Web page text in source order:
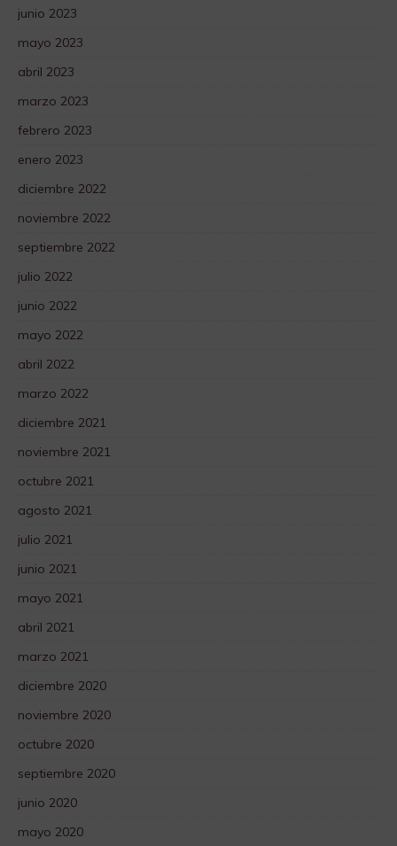
junio 2023
mayo 2023
abril 2023
marzo 2023
febrero 2023
enero 2023
diciembre 2022
noviembre 2022
septiembre 2022
julio 2022
junio 2022
mayo 2022
abril 2022
marzo 2022
diciembre 2021
noviembre 2021
octubre 2021
agosto 2021
julio 2021
junio 2021
mayo 2021
abril 2021
marzo 2021
diciembre 2020
noviembre 2020
octubre 2020
septiembre 2020
junio 2020
mayo 2020